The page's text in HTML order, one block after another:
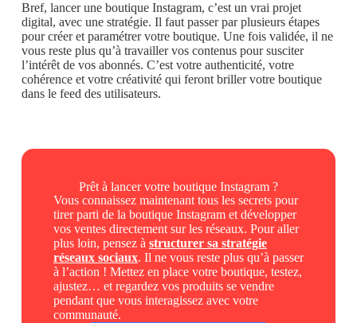
Bref, lancer une boutique Instagram, c’est un vrai projet
digital, avec une stratégie. Il faut passer par plusieurs étapes
pour créer et paramétrer votre boutique. Une fois validée, il ne
vous reste plus qu’à travailler vos contenus pour susciter
l’intérêt de vos abonnés. C’est votre authenticité, votre
cohérence et votre créativité qui feront briller votre boutique
dans le feed des utilisateurs.
Prêt à lancer votre boutique Instagram ?
Vous connaissez maintenant tous les secrets pour
tirer parti de la boutique Instagram et développer
vos ventes directement sur les réseaux. Pour aller
plus loin, pensez à structurer sa stratégie
réseaux sociaux. Il ne vous reste plus qu’à passer
à l’action ! Mettez en place votre boutique, testez,
ajustez… et regardez vos produits se vendre
pendant que vous interagissez avec votre
communauté.